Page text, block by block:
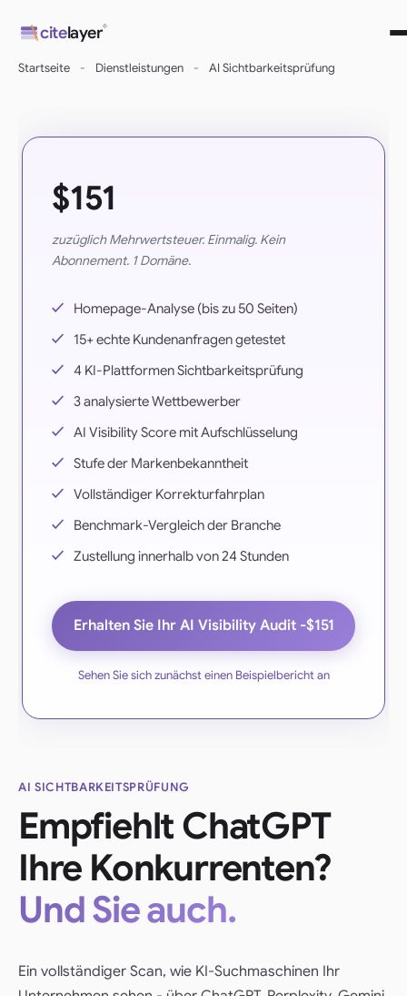
zum
Inhalt
citelayer®
Startseite - Dienstleistungen - AI Sichtbarkeitsprüfung
AI SICHTBARKEITSPRÜFUNG
Empfiehlt ChatGPT
Ihre Konkurrenten?
Und Sie auch.
Ein vollständiger Scan, wie KI-Suchmaschinen Ihr
$151
zuzüglich Mehrwertsteuer. Einmalig. Kein
Abonnement. 1 Domäne.
Homepage-Analyse (bis zu 50 Seiten)
15+ echte Kundenanfragen getestet
4 KI-Plattformen Sichtbarkeitsprüfung
3 analysierte Wettbewerber
AI Visibility Score mit Aufschlüsselung
Stufe der Markenbekanntheit
Vollständiger Korrekturfahrplan
Benchmark-Vergleich der Branche
Zustellung innerhalb von 24 Stunden
Erhalten Sie Ihr AI Visibility Audit -$151
Sehen Sie sich zunächst einen Beispielbericht an